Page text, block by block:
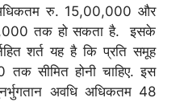
रु. 15,00,000 और
तक हो सकता है. इसके
शर्त यह है कि प्रति समूह
सीमित होनी चाहिए. इस
अवधि अधिकतम 48